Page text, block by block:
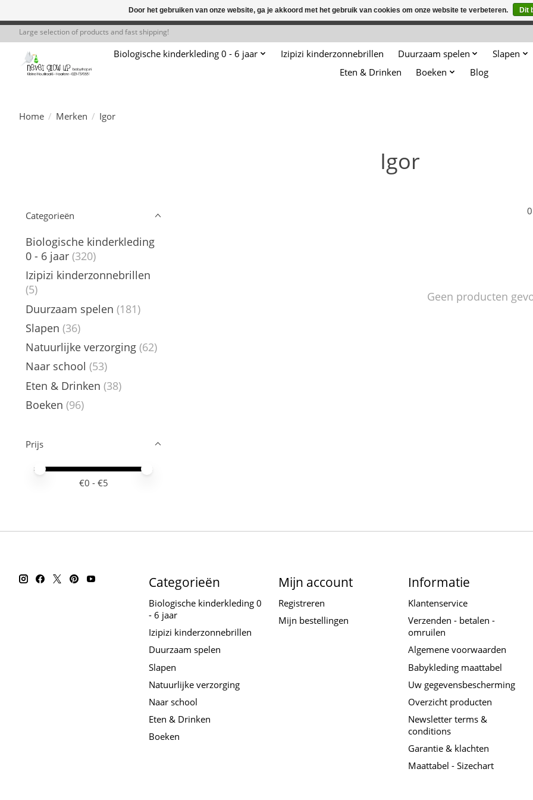
Large selection of products and fast shipping!
Biologische kinderkleding 0 - 6 jaar Izipizi kinderzonnebrillen Duurzaam spelen Slapen
Eten & Drinken
Boeken Blog
Home / Merken / Igor
Igor
Categorieën
Biologische kinderkleding
0 - 6 jaar (320)
Izipizi kinderzonnebrillen
(5)
Duurzaam spelen (181)
Slapen (36)
Natuurlijke verzorging (62)
Naar school (53)
Eten & Drinken (38)
Boeken (96)
Prijs
Minimale prijswaarde
Price maximum value
€0 - €5
Geen producten
Categorieën
Biologische kinderkleding 0
- 6 jaar
Izipizi kinderzonnebrillen
Duurzaam spelen
Slapen
Natuurlijke verzorging
Naar school
Eten & Drinken
Boeken
Mijn account
Registreren
Mijn bestellingen
Informatie
Klantenservice
Verzenden - betalen -
omruilen
Algemene voorwaarden
Babykleding maattabel
Uw gegevensbescherming
Overzicht producten
Newsletter terms &
conditions
Garantie & klachten
Maattabel - Sizechart
Door het gebruiken van onze website, ga je akkoord met het gebruik van cookies om onze website te verbeteren. Dit
← Keer terug naar de backofficeDeze winkel is in aanbouw. Eventueel geplaatste orders zullen niet